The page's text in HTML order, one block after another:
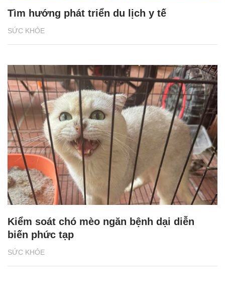
SỨC KHỎE
Tìm hướng phát triển du lịch y tế
SỨC KHỎE
Kiểm soát chó mèo ngăn bệnh dại diễn
biến phức tạp